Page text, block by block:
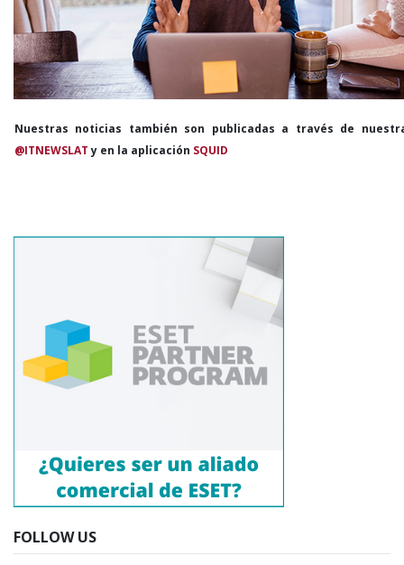
Nuestras noticias también son publicadas a través de
@ITNEWSLATy en la aplicación SQUID
FOLLOW US